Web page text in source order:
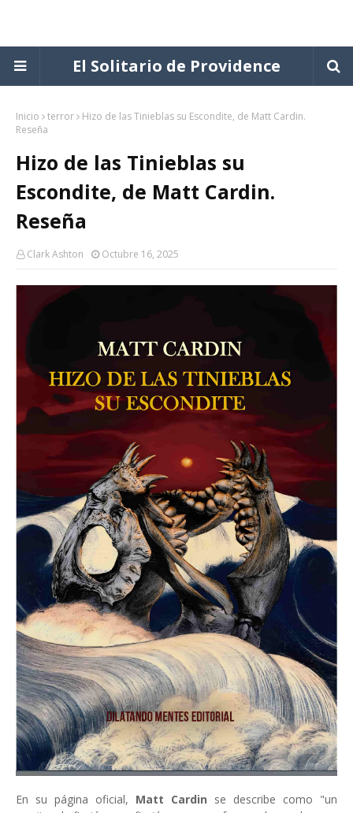
El Solitario de Providence
Inicio terror
Hizo de las Tinieblas su Escondite, de Matt Cardin.
Reseña
Hizo de las Tinieblas su
Escondite, de Matt Cardin.
Reseña
Clark Ashton Octubre 16, 2025
En su página oficial, Matt Cardin se describe como "un